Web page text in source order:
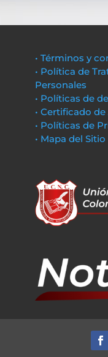
• Términos y
• Política de
Personales
• Políticas de
• Certificado
• Políticas de
• Mapa del Sitio